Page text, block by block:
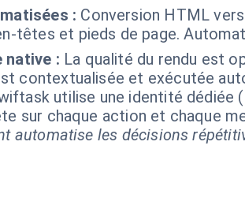
: Conversion HTML
têtes et pieds de page.
native : La qualité du rendu est
contextualisée et exécutée
utilise une identité dédiée
sur chaque action et chaque
automatise les décisions